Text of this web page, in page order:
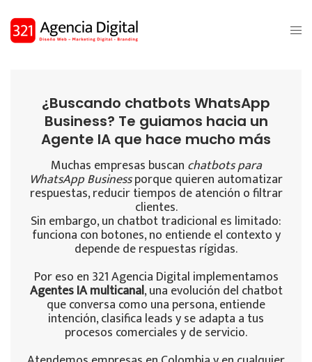
¿Buscando chatbots WhatsApp
Business? Te guiamos hacia un
Agente IA que hace mucho más
Muchas empresas buscan chatbots para
WhatsApp Businessporque quieren automatizar
respuestas, reducir tiempos de atención o filtrar
clientes.
Sin embargo, un chatbot tradicional es limitado:
funciona con botones, no entiende el contexto y
depende de respuestas rígidas.
Por eso en 321 Agencia Digital implementamos
Agentes IA multicanal, una evolución del chatbot
que conversa como una persona, entiende
intención, clasifica leads y se adapta a tus
procesos comerciales y de servicio.